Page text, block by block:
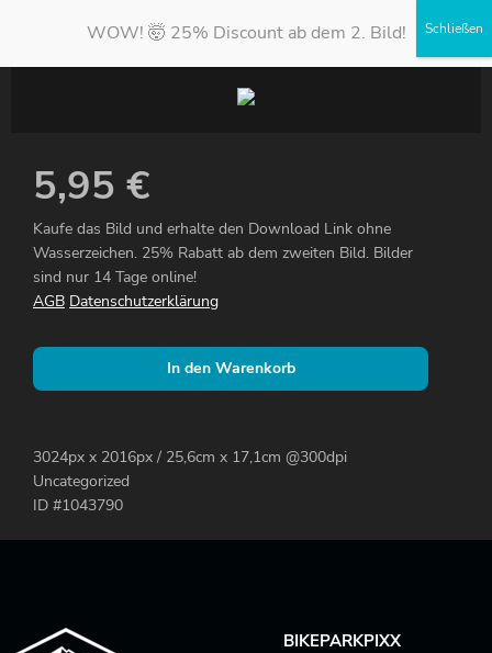
5,95 €
Kaufe das Bild und erhalte den Download Link ohne
Wasserzeichen. 25% Rabatt ab dem zweiten Bild. Bilder
sind nur 14 Tage online!
AGB Datenschutzerklärung
In den Warenkorb
3024px x 2016px / 25,6cm x 17,1cm @300dpi
Uncategorized
ID #1043790
BIKEPARKPIXX
WOW! 🤯 25% Discount ab dem 2. Bild!